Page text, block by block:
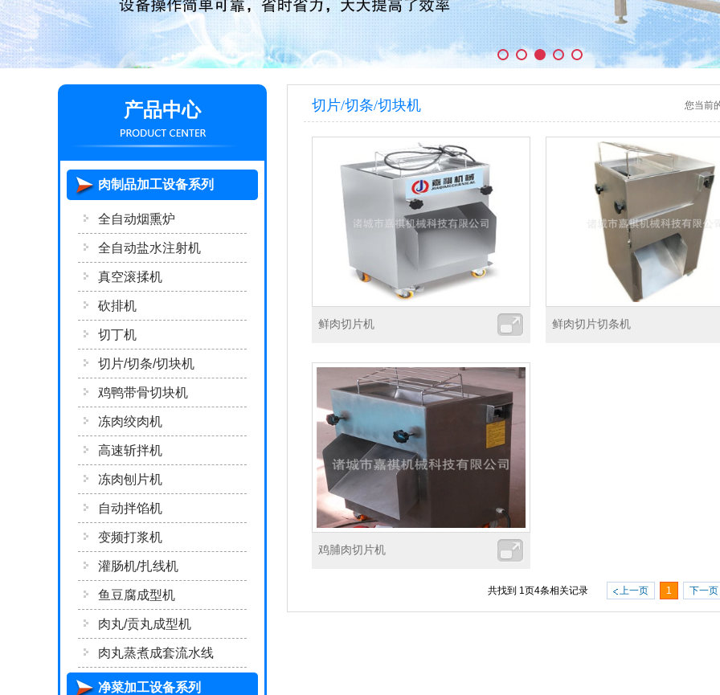
产品中心
肉制品加工设备系列
全自动烟熏炉
全自动盐水注射机
真空滚揉机
砍排机
切丁机
切片/切条/切块机
鸡鸭带骨切块机
冻肉绞肉机
高速斩拌机
冻肉刨片机
自动拌馅机
变频打浆机
灌肠机/扎线机
鱼豆腐成型机
肉丸/贡丸成型机
肉丸蒸煮成套流水线
净菜加工设备系列
切片/切条/切块机 您当前
鲜肉切片机 鲜肉切片切条机
鸡脯肉切片机
共找到 1页4条相关记录 上一页 1 下一页